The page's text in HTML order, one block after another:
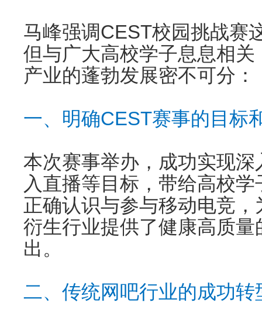
马峰强调CEST校园挑战赛
但与广大高校学子息息相
产业的蓬勃发展密不可分：
一、明确CEST赛事的目标
本次赛事举办，成功实现
入直播等目标，带给高校
正确认识与参与移动电竞
衍生行业提供了健康高质
出。
二、传统网吧行业的成功转